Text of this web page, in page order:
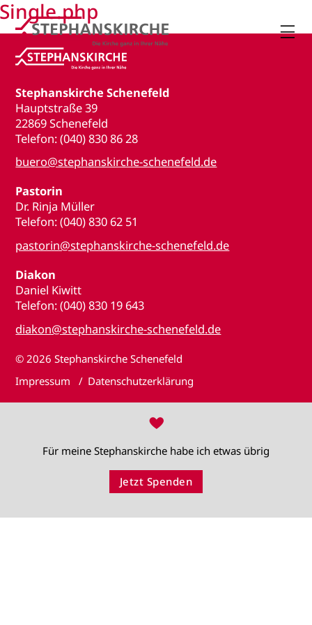

Stephanskirche Schenefeld
Hauptstraße 39
22869 Schenefeld
Telefon: (040) 830 86 28
buero@stephanskirche-schenefeld.de
Pastorin
Dr. Rinja Müller
Telefon: (040) 830 62 51
pastorin@stephanskirche-schenefeld.de
Diakon
Daniel Kiwitt
Telefon: (040) 830 19 643
diakon@stephanskirche-schenefeld.de
© 2026 Stephanskirche Schenefeld
Impressum
Datenschutzerklärung
♥
Für meine Stephanskirche habe ich etwas übrig
Jetzt Spenden